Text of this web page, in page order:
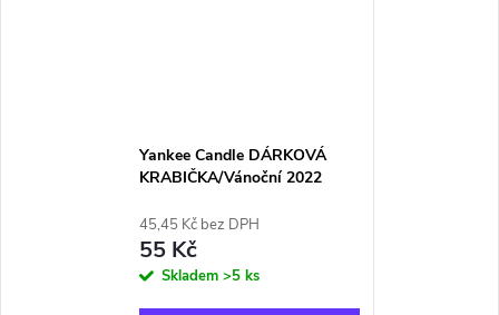
Yankee Candle DÁRKOVÁ
KRABIČKA/Vánoční 2022
45,45 Kč bez DPH
55 Kč
Skladem >5 ks